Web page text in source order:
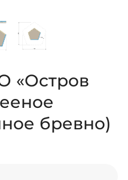
«Остров
бревно)